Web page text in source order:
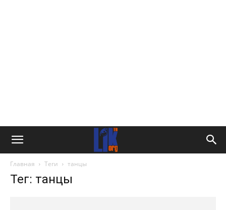
Главная Теги танцы
Тег: танцы